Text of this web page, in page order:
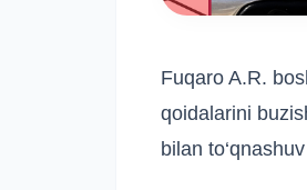
Fuqaro A.R.
qoidalarini
bilan